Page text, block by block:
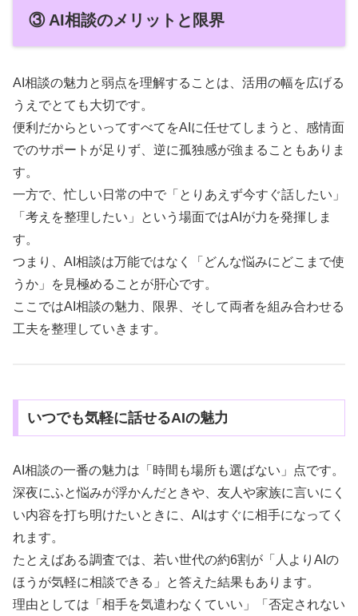
③ AI相談のメリットと限界
AI相談の魅力と弱点を理解することは、活用の幅を広げる
うえでとても大切です。
便利だからといってすべてをAIに任せてしまうと、感情面
でのサポートが足りず、逆に孤独感が強まることもありま
す。
一方で、忙しい日常の中で「とりあえず今すぐ話したい」
「考えを整理したい」という場面ではAIが力を発揮しま
す。
つまり、AI相談は万能ではなく「どんな悩みにどこまで使
うか」を見極めることが肝心です。
ここではAI相談の魅力、限界、そして両者を組み合わせる
工夫を整理していきます。
いつでも気軽に話せるAIの魅力
AI相談の一番の魅力は「時間も場所も選ばない」点です。
深夜にふと悩みが浮かんだときや、友人や家族に言いにく
い内容を打ち明けたいときに、AIはすぐに相手になってく
れます。
たとえばある調査では、若い世代の約6割が「人よりAIの
ほうが気軽に相談できる」と答えた結果もあります。
理由としては「相手を気遣わなくていい」「否定されない